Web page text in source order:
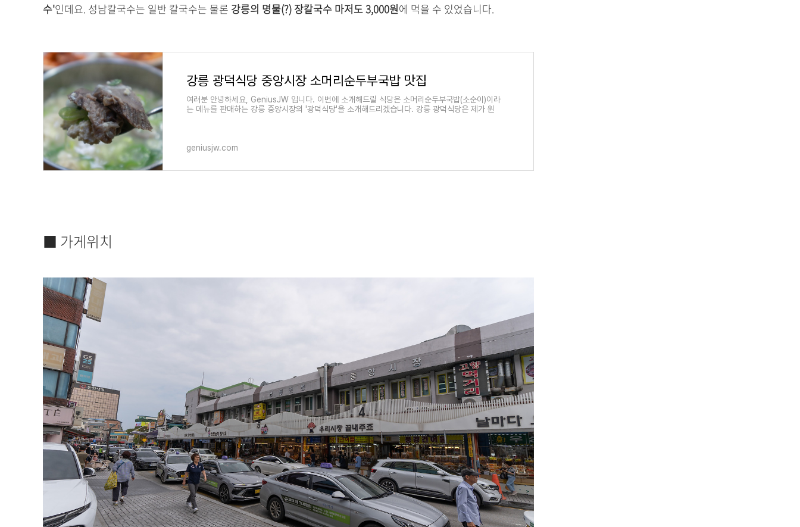
수'인데요. 성남칼국수는 일반 칼국수는 물론 강릉의 명물(?) 장칼국수 마저도 3,000원에 먹을 수 있었습니다.
강릉 광덕식당 중앙시장 소머리순두부국밥 맛집
여러분 안녕하세요, GeniusJW 입니다. 이번에 소개해드릴 식당은 소머리순두부국밥(소순이)이라
는 메뉴를 판매하는 강릉 중앙시장의 '광덕식당'을 소개해드리겠습니다. 강릉 광덕식당은 제가 원
geniusjw.com
■ 가게위치